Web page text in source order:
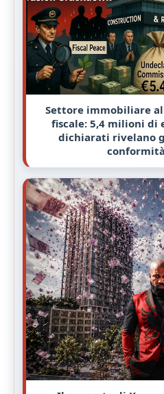
Settore immobiliare
fiscale: 5,4 milioni di
dichiarati rivelano